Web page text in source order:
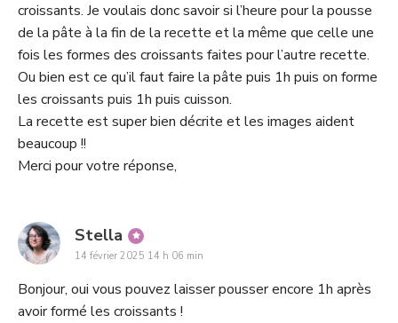
croissants. Je voulais donc savoir si l’heure pour la pousse
de la pâte à la fin de la recette et la même que celle une
fois les formes des croissants faites pour l’autre recette.
Ou bien est ce qu’il faut faire la pâte puis 1h puis on forme
les croissants puis 1h puis cuisson.
La recette est super bien décrite et les images aident
beaucoup !!
Merci pour votre réponse,
Stella says:
14 février 2025 14 h 06 min
Bonjour, oui vous pouvez laisser pousser encore 1h après
avoir formé les croissants !